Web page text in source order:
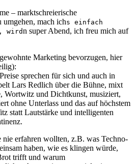
– marktschreierische
umgehen, mach ichs einfach
wirdn super Abend, ich freu mich auf
Marketing bevorzugen, hier
sprechen für sich und auch in
Lars Redlich über die Bühne, mixt
Wortwitz und Dichtkunst, musiziert,
ohne Unterlass und das auf höchstem
statt Lautstärke und intelligenten
erfahren wollten, z.B. was Techno-
haben, wie es klingen würde,
trifft und warum